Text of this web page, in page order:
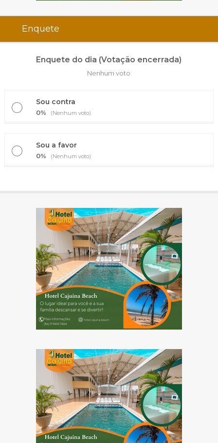
Enquete
Enquete do dia (Votação encerrada)
Nenhum voto
Sou contra
0% (Nenhum voto)
Sou a favor
0% (Nenhum voto)